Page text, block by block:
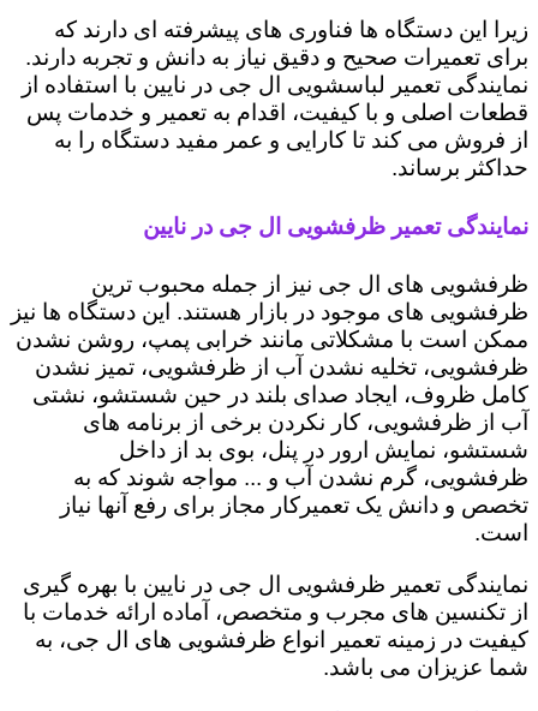
زیرا این دستگاه ها فناوری های پیشرفته ای دارند که
برای تعمیرات صحیح و دقیق نیاز به دانش و تجربه دارند.
نمایندگی تعمیر لباسشویی ال جی در نایین با استفاده از
قطعات اصلی و با کیفیت، اقدام به تعمیر و خدمات پس
از فروش می کند تا کارایی و عمر مفید دستگاه را به
حداکثر برساند.
نمایندگی تعمیر ظرفشویی ال جی در نایین
ظرفشویی های ال جی نیز از جمله محبوب ترین
ظرفشویی های موجود در بازار هستند. این دستگاه ها نیز
ممکن است با مشکلاتی مانند خرابی پمپ، روشن نشدن
ظرفشویی، تخلیه نشدن آب از ظرفشویی، تمیز نشدن
کامل ظروف، ایجاد صدای بلند در حین شستشو، نشتی
آب از ظرفشویی، کار نکردن برخی از برنامه های
شستشو، نمایش ارور در پنل، بوی بد از داخل
ظرفشویی، گرم نشدن آب و ... مواجه شوند که به
تخصص و دانش یک تعمیرکار مجاز برای رفع آنها نیاز
است.
نمایندگی تعمیر ظرفشویی ال جی در نایین با بهره گیری
از تکنسین های مجرب و متخصص، آماده ارائه خدمات با
کیفیت در زمینه تعمیر انواع ظرفشویی های ال جی، به
شما عزیزان می باشد.